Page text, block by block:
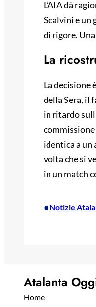
L’AIA dà
Scalvini e un
di rigore.
La
La decisione
della Sera, il
in ritardo
identica a un
volta che si
in un match
•Notizie
Atalanta
Home